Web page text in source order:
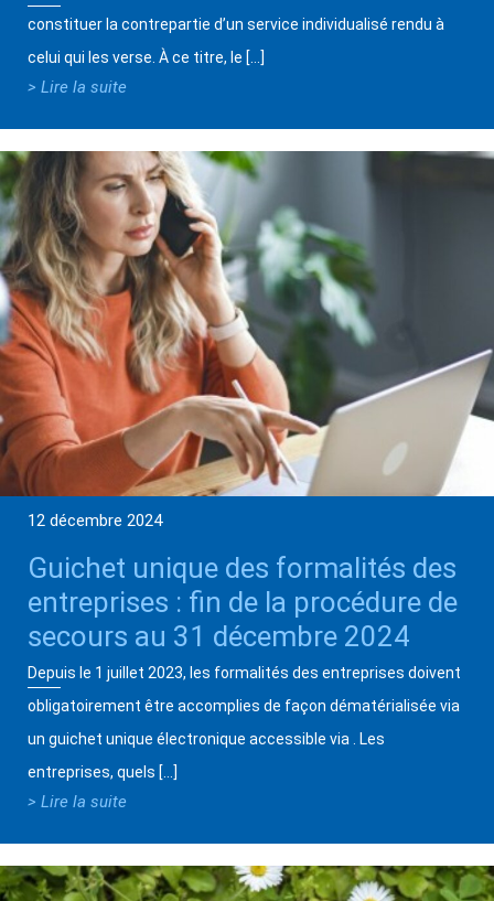
constituer la contrepartie d’un service individualisé rendu à
celui qui les verse. À ce titre, le […]
> Lire la suite
12 décembre 2024
Guichet unique des formalités des
entreprises : fin de la procédure de
secours au 31 décembre 2024
Depuis le 1 juillet 2023, les formalités des entreprises doivent
obligatoirement être accomplies de façon dématérialisée via
un guichet unique électronique accessible via . Les
entreprises, quels […]
> Lire la suite